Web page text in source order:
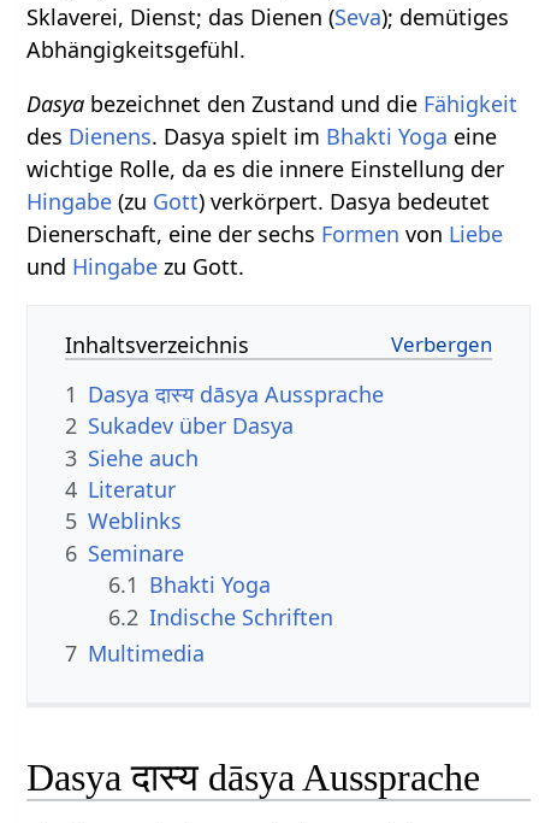
Sklaverei, Dienst; das Dienen (Seva); demütiges
Abhängigkeitsgefühl.
Dasya bezeichnet den Zustand und die Fähigkeit
des Dienens. Dasya spielt im Bhakti Yoga eine
wichtige Rolle, da es die innere Einstellung der
Hingabe (zu Gott) verkörpert. Dasya bedeutet
Dienerschaft, eine der sechs Formen von Liebe
und Hingabe zu Gott.
Inhaltsverzeichnis
1 Dasya दास्य dāsya Aussprache
2 Sukadev über Dasya
3 Siehe auch
4 Literatur
5 Weblinks
6 Seminare
6.1 Bhakti Yoga
6.2 Indische Schriften
7 Multimedia
Dasya दास्य dāsya Aussprache